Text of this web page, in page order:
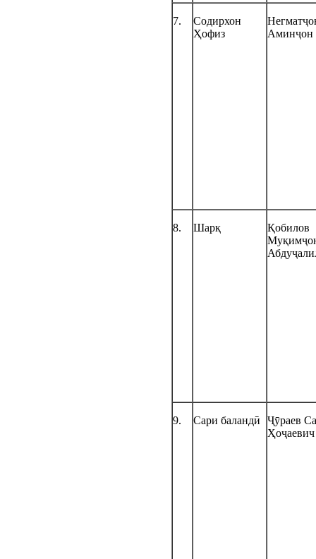
7.
Содирхон
Ҳофиз
Аминҷон
8. Шарқ
Қобилов
9. Сари баландӣ
Ҷӯраев
Ҳоҷаевич